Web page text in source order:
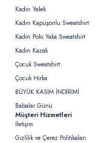
Kadın Yelek
Kadın Kapüşonlu Sweatshirt
Kadın Polo Yaka Sweatshirt
Kadın Kazak
Çocuk Sweatshirt
Çocuk Hırka
BÜYÜK KASIM İNDİRİMİ
Babalar Günü
Müşteri Hizmetleri
İletişim
Gizlilik ve Çerez Politikaları